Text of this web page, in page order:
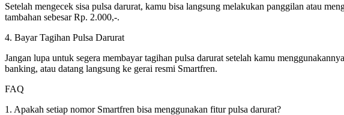
Setelah mengecek sisa pulsa darurat, kamu bisa langsung melakukan panggilan atau
tambahan sebesar Rp. 2.000,-.
4. Bayar Tagihan Pulsa Darurat
Jangan lupa untuk segera membayar tagihan pulsa darurat setelah kamu
banking, atau datang langsung ke gerai resmi Smartfren.
FAQ
1. Apakah setiap nomor Smartfren bisa menggunakan fitur pulsa darurat?